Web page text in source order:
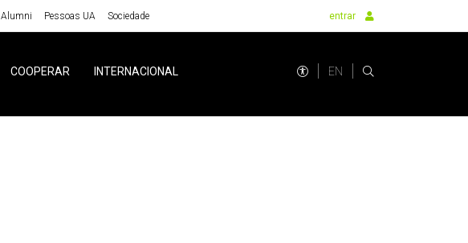
Alumni Pessoas UA Sociedade entrar
COOPERAR INTERNACIONAL EN